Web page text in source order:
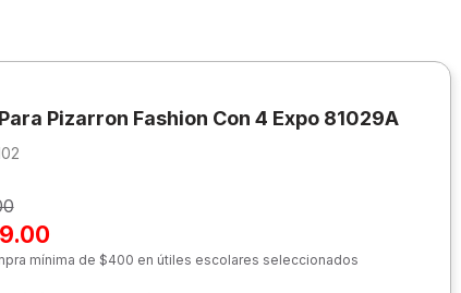
Pizarron Fashion Con 4 Expo 81029A
mínima de $400 en útiles escolares seleccionados